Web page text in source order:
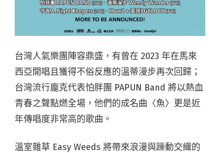
台灣人氣樂團陣容鼎盛，有曾在 2023 年在馬來
西亞開唱且獲得不俗反應的溫蒂漫步再次回歸；
台灣流行龐克代表怕胖團 PAPUN Band 將以熱血
青春之聲點燃全場，他們的成名曲〈魚〉更是近
年傳唱度非常高的歌曲。
溫室雜草 Easy Weeds 將帶來浪漫與躁動交織的